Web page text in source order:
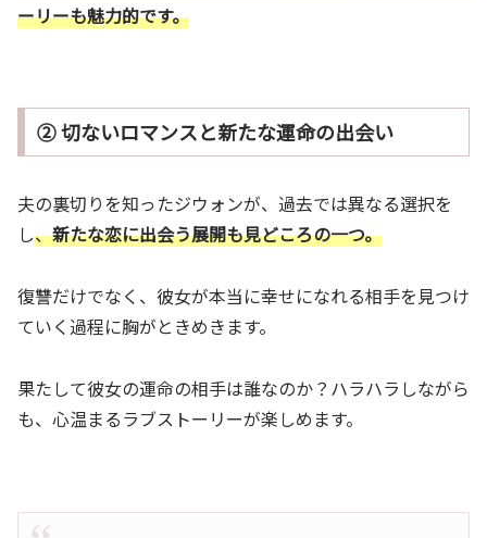
ーリーも魅力的です。
② 切ないロマンスと新たな運命の出会い
夫の裏切りを知ったジウォンが、過去では異なる選択を
し、新たな恋に出会う展開も見どころの一つ。
復讐だけでなく、彼女が本当に幸せになれる相手を見つけ
ていく過程に胸がときめきます。
果たして彼女の運命の相手は誰なのか？ハラハラしながら
も、心温まるラブストーリーが楽しめます。